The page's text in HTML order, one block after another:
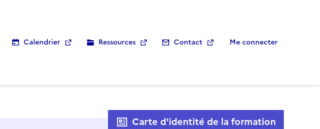
Calendrier Ressources Contact Me connecter
Carte d'identité de la formation